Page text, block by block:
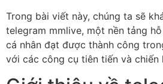
Trong bài viết này, chúng ta sẽ
telegram mmlive, một nền tảng
cá nhân đạt được thành công
với các công cụ tiên tiến và chiến